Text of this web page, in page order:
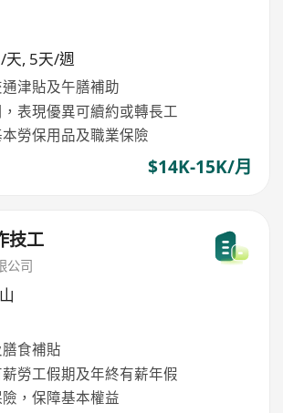
天, 5天/週
津貼及午膳補助
表現優異可續約或轉長工
勞保用品及職業保險
$14K-15K/月
技工
公司
食補貼
勞工假期及年終有薪年假
，保障基本權益